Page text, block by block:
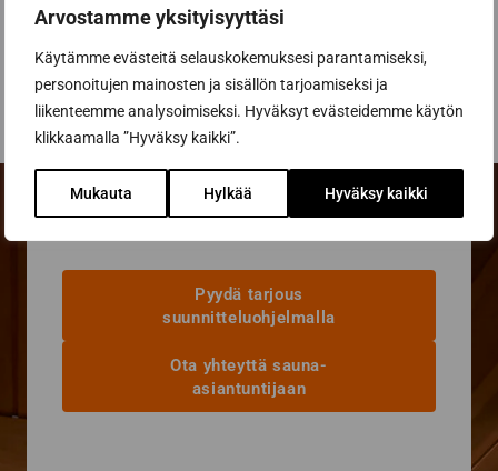
Arvostamme yksityisyyttäsi
Käytämme evästeitä selauskokemuksesi parantamiseksi,
personoitujen mainosten ja sisällön tarjoamiseksi ja
liikenteemme analysoimiseksi. Hyväksyt evästeidemme käytön
klikkaamalla ”Hyväksy kaikki”.
Mukauta Hylkää Hyväksy kaikki
Suomessa valvovana viranomaisena toimii
tietosuojavaltuutettu. Löydät tietosuojavaltuutetun
yhteystiedot oheisenlinkinkautta.
Pyydä tarjous
suunnitteluohjelmalla
Ota yhteyttä sauna-
asiantuntijaan